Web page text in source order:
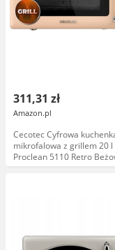
311,31 zł
Amazon.pl
Cecotec Cyfrowa
mikrofalowa z grillem 20 l
Proclean 5110 Retro
W w 5 poziomach, Timer